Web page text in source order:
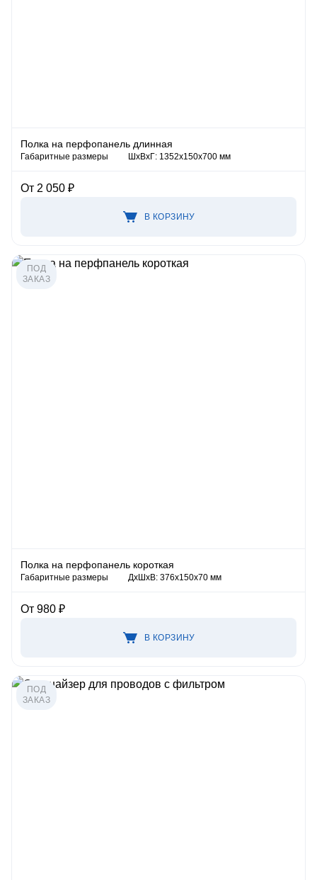
Полка на перфопанель длинная
Габаритные размеры ШхВхГ: 1352х150х700 мм
От 2 050 ₽
В КОРЗИНУ
Полка на перфопанель короткая
Габаритные размеры ДхШхВ: 376х150х70 мм
От 980 ₽
В КОРЗИНУ
ПОД
ЗАКАЗ
ПОД
ЗАКАЗ